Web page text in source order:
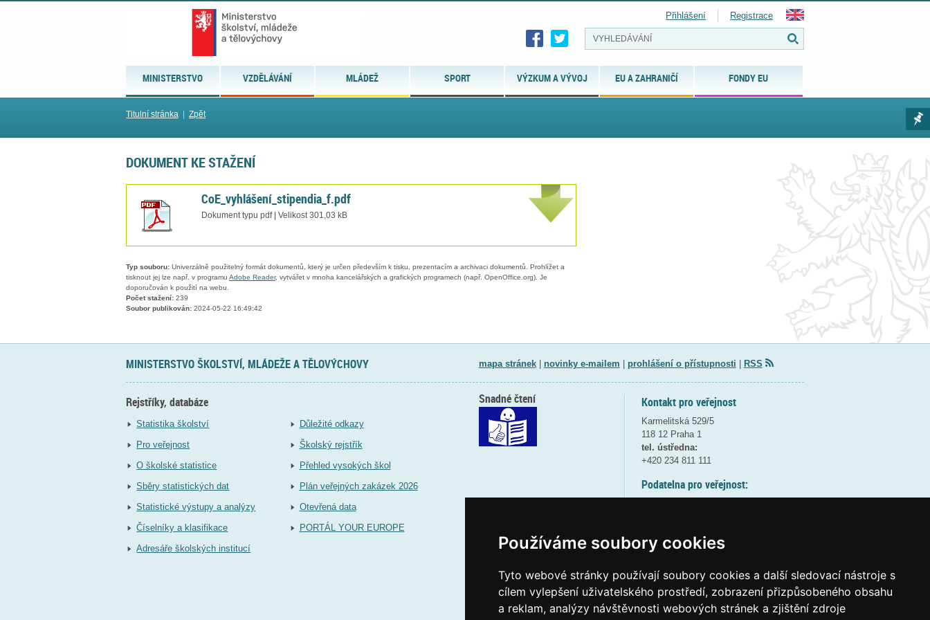
Používáme soubory cookies
Tyto webové stránky používají soubory cookies a další sledovací nástroje s
cílem vylepšení uživatelského prostředí, zobrazení přizpůsobeného obsahu
a reklam, analýzy návštěvnosti webových stránek a zjištění zdroje
MINISTERSTVO VZDĚLÁVÁNÍ MLÁDEŽ SPORT VÝZKUM A VÝVOJ EU A ZAHRANIČÍ FONDY EU
Přihlášení Registrace
Titulní stránka Zpět
DOKUMENT KE STAŽENÍ
CoE_vyhlášení_stipendia_f.pdf
Dokument typu pdf | Velikost 301,03 kB
Typ souboru: Univerzálně použitelný formát dokumentů, který je určen především k tisku, prezentacím a archivaci dokumentů. Prohlížet a
tisknout jej lze např. v programu Adobe Reader, vytvářet v mnoha kancelářských a grafických programech (např. OpenOffice.org). Je
doporučován k použití na webu.
Počet stažení: 239
Soubor publikován: 2024-05-22 16:49:42
MINISTERSTVO ŠKOLSTVÍ, MLÁDEŽE A TĚLOVÝCHOVY mapa stránek| novinky e-mailem prohlášení o přístupnosti RSS
Rejstříky, databáze
Statistika školství
Pro veřejnost
O školské statistice
Sběry statistických dat
Statistické výstupy a analýzy
Číselníky a klasifikace
Adresáře školských institucí
Důležité odkazy
Školský rejstřík
Přehled vysokých škol
Plán veřejných zakázek 2026
Otevřená data
PORTÁL YOUR EUROPE
Kontakt pro veřejnost
Karmelitská 529/5
118 12 Praha 1
tel. ústředna:
+420 234 811 111
Podatelna pro veřejnost:
(více informací
Elektronická podatelna:
posta@msmtgov cz
Snadné čtení